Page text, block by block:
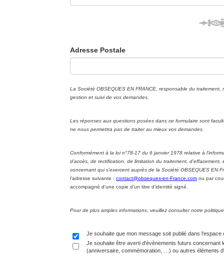
Adresse Postale
La Société OBSEQUES EN FRANCE, responsable du
gestion et suivi de vos demandes
Les réponses aux questions posées dans ce formulaire sont
ne nous permettra pas de traiter au mieux vos demandes.
Conformément à la loi n°78-17 du 6 janvier 1978 relative à
d’accès, de rectification, de limitation du traitement,
concernant qui s’exercent auprès de la Société OBSEQUES EN
l’adresse suivante : contact@obseques-en-France.com ou par
accompagné d’une copie d’un titre d’identité signé.
Pour de plus amples informations, veuillez consulter notre
Je souhaite que mon message soit publié dans l'espace
Je souhaite être averti d'évènements futurs concernant
(anniversaire, commémoration, …) ou autres éléments